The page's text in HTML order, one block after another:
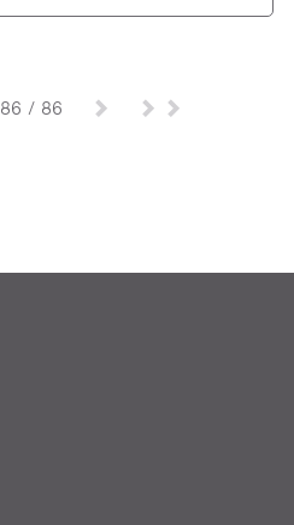
86 / 86